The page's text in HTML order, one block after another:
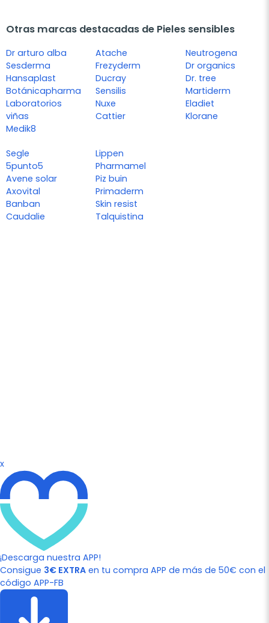
Otras marcas destacadas de Pieles sensibles
Dr arturo alba
Sesderma
Hansaplast
Botánicapharma
Laboratorios
viñas
Medik8
Atache
Frezyderm
Ducray
Sensilis
Nuxe
Cattier
Neutrogena
Dr organics
Dr. tree
Martiderm
Eladiet
Klorane
Segle
5punto5
Avene solar
Axovital
Banban
Caudalie
Lippen
Pharmamel
Piz buin
Primaderm
Skin resist
Talquistina
x
¡Descarga nuestra APP!
Consigue 3€ EXTRA en tu compra APP de más de 50€ con el
código APP-FB